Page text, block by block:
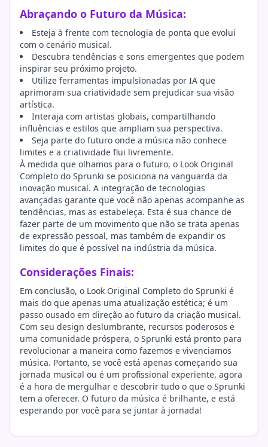
Abraçando o Futuro da Música:
Esteja à frente com tecnologia de ponta que evolui
com o cenário musical.
Descubra tendências e sons emergentes que podem
inspirar seu próximo projeto.
Utilize ferramentas impulsionadas por IA que
aprimoram sua criatividade sem prejudicar sua visão
artística.
Interaja com artistas globais, compartilhando
influências e estilos que ampliam sua perspectiva.
Seja parte do futuro onde a música não conhece
limites e a criatividade flui livremente.
À medida que olhamos para o futuro, o Look Original
Completo do Sprunki se posiciona na vanguarda da
inovação musical. A integração de tecnologias
avançadas garante que você não apenas acompanhe as
tendências, mas as estabeleça. Esta é sua chance de
fazer parte de um movimento que não se trata apenas
de expressão pessoal, mas também de expandir os
limites do que é possível na indústria da música.
Considerações Finais:
Em conclusão, o Look Original Completo do Sprunki é
mais do que apenas uma atualização estética; é um
passo ousado em direção ao futuro da criação musical.
Com seu design deslumbrante, recursos poderosos e
uma comunidade próspera, o Sprunki está pronto para
revolucionar a maneira como fazemos e vivenciamos
música. Portanto, se você está apenas começando sua
jornada musical ou é um profissional experiente, agora
é a hora de mergulhar e descobrir tudo o que o Sprunki
tem a oferecer. O futuro da música é brilhante, e está
esperando por você para se juntar à jornada!